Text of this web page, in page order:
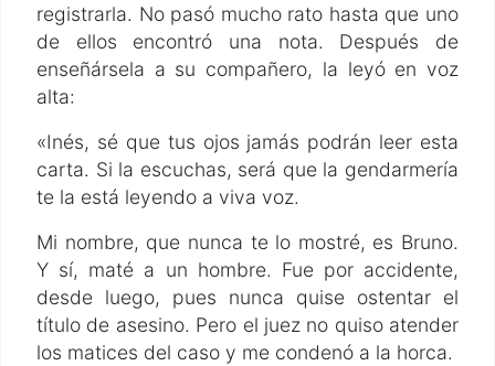
registrarla. No pasó mucho rato hasta que uno
de ellos encontró una nota. Después de
enseñársela a su compañero, la leyó en voz
alta:
«Inés, sé que tus ojos jamás podrán leer esta
carta. Si la escuchas, será que la gendarmería
te la está leyendo a viva voz.
Mi nombre, que nunca te lo mostré, es Bruno.
Y sí, maté a un hombre. Fue por accidente,
desde luego, pues nunca quise ostentar el
título de asesino. Pero el juez no quiso atender
los matices del caso y me condenó a la horca.